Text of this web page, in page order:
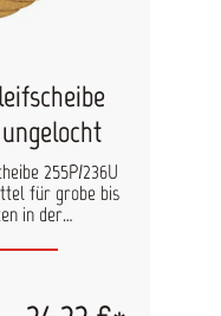
255P/236U
für grobe bis
in der